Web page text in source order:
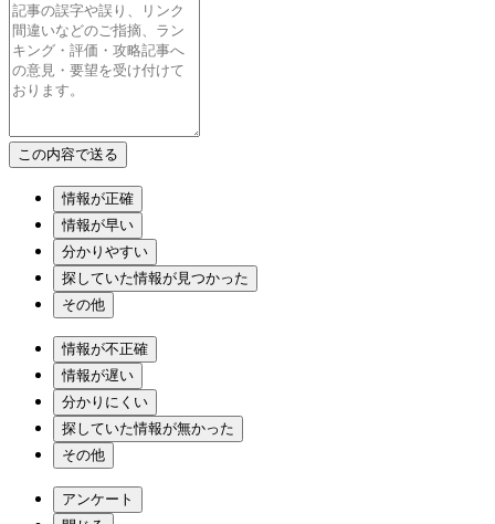
情報が正確
情報が早い
分かりやすい
探していた情報が見つかった
その他
情報が不正確
情報が遅い
分かりにくい
探していた情報が無かった
その他
アンケート